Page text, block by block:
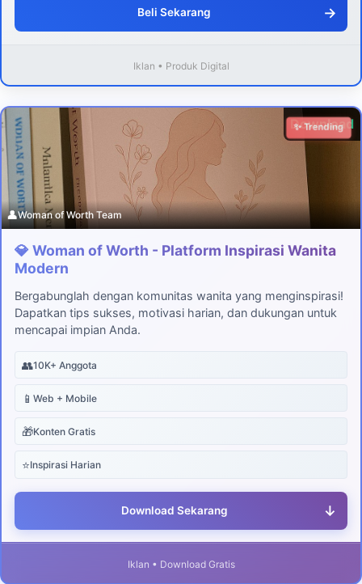
Beli Sekarang →
Iklan • Produk Digital
Download
✨ Trending
👤Woman of Worth Team
💎 Woman of Worth - Platform Inspirasi Wanita
Modern
Bergabunglah dengan komunitas wanita yang menginspirasi!
Dapatkan tips sukses, motivasi harian, dan dukungan untuk
mencapai impian Anda.
👥10K+ Anggota
📱 Web + Mobile
🎁Konten Gratis
⭐Inspirasi Harian
Download Sekarang ↓
Iklan • Download Gratis